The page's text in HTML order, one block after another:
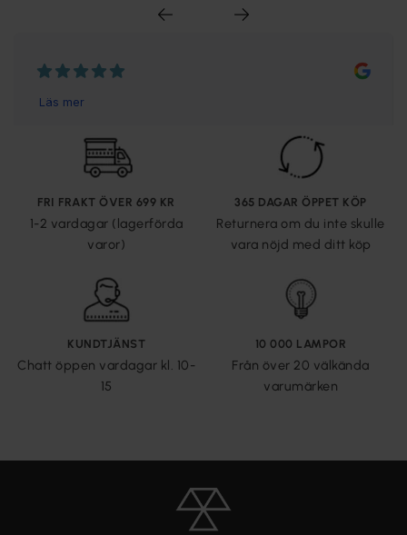
FRI FRAKT ÖVER 699 KR
1-2 vardagar (lagerförda
varor)
365 DAGAR ÖPPET KÖP
Returnera om du inte skulle
vara nöjd med ditt köp
KUNDTJÄNST
Chatt öppen vardagar kl. 10-
15
10 000 LAMPOR
Från över 20 välkända
varumärken